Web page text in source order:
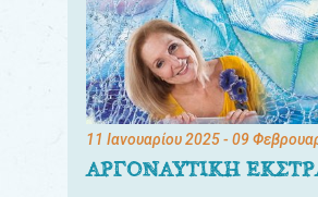
11 Ιανουαρίου 2025- 09
ΑΡΓΟΝΑΥΤΙΚΗ